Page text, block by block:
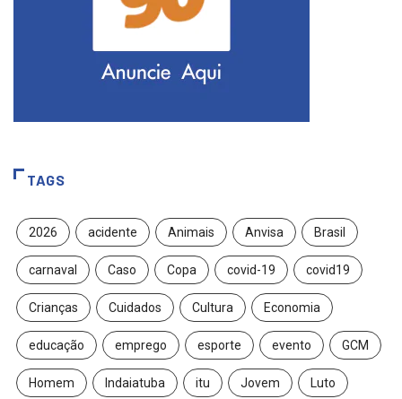
TAGS
2026 acidente Animais Anvisa Brasil
carnaval Caso Copa covid-19 covid19
Crianças Cuidados Cultura Economia
educação emprego esporte evento GCM
Homem Indaiatuba itu Jovem Luto